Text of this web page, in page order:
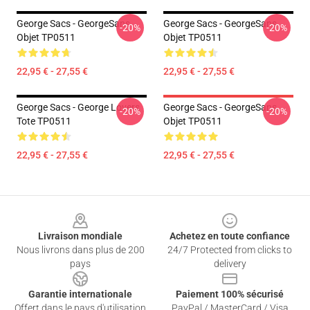
George Sacs - GeorgeSans
Objet TP0511
22,95 € - 27,55 €
-20%
George Sacs - GeorgeSans
Objet TP0511
22,95 € - 27,55 €
-20%
George Sacs - George Lovers
Tote TP0511
22,95 € - 27,55 €
-20%
George Sacs - GeorgeSans
Objet TP0511
22,95 € - 27,55 €
-20%
Livraison mondiale
Nous livrons dans plus de 200
pays
Achetez en toute confiance
24/7 Protected from clicks to
delivery
Garantie internationale
Paiement 100% sécurisé